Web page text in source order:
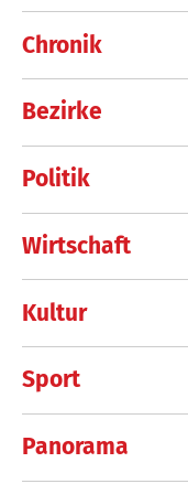
Chronik
Bezirke
Politik
Wirtschaft
Kultur
Sport
Panorama